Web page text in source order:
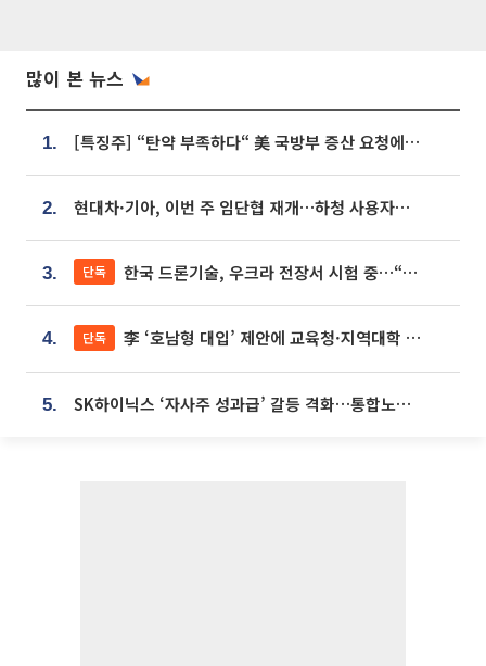
많이 본 뉴스
1. [특징주] “탄약 부족하다“ 美 국방부 증산 요청에⋯국내 방산주 급등세
2. 현대차·기아, 이번 주 임단협 재개…하청 사용자성 재심도 ‘변수’
3. 단독 한국 드론기술, 우크라 전장서 시험 중…“스타트업 여러 곳 참여”
4. 단독 李 ‘호남형 대입’ 제안에 교육청·지역대학 서·논술형 입시 연계 '착수'
5. SK하이닉스 ‘자사주 성과급’ 갈등 격화…통합노조 출범 움직임